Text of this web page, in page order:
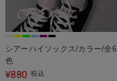
シアーハイソックス/カラー/全6
色
¥880 税込